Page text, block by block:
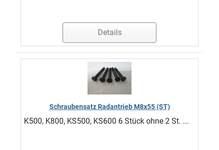
Details
Schraubensatz Radantrieb M8x55 (ST)
K500, K800, KS500, KS600 6 Stück ohne 2 St. ...